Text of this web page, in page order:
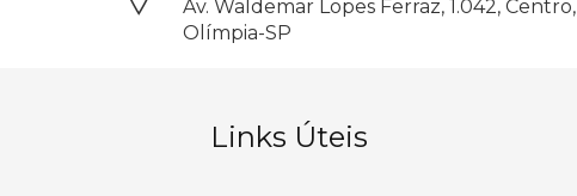
Av. Waldemar Lopes Ferraz, 1.042, Centro,
Olímpia-SP
Links Úteis